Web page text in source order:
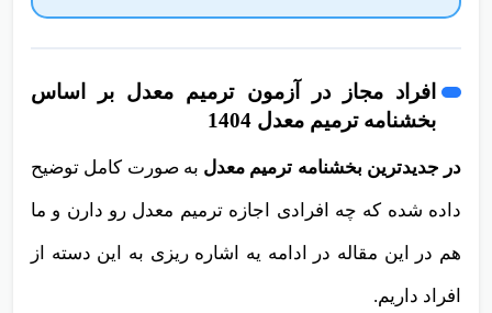
افراد مجاز در آزمون ترمیم معدل بر اساس
بخشنامه ترمیم معدل 1404
در جدیدترین بخشنامه ترمیم معدل به صورت کامل توضیح
داده شده که چه افرادی اجازه ترمیم معدل رو دارن و ما
هم در این مقاله در ادامه یه اشاره ریزی به این دسته از
افراد داریم.